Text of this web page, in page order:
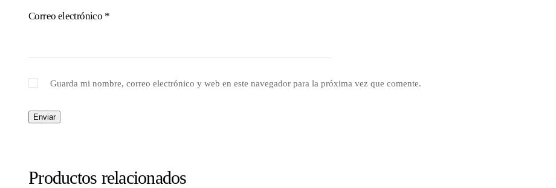
Correo electrónico *
Guarda mi nombre, correo electrónico y web en este navegador para la próxima vez que comente.
Productos relacionados